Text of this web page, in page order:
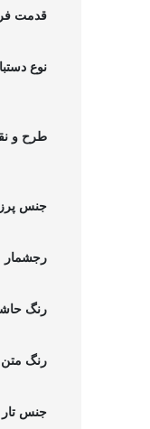
قدمت
نوع
طرح و
جنس پرز
رجشمار
رنگ
رنگ متن
جنس تار